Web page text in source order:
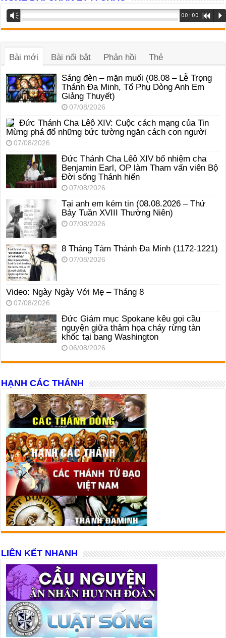
Trình
phát
Vm 00:00 R P
Bài mới Bài nổi bật Phản hồi Thẻ
Sáng đèn – mặn muối (08.08 – Lễ Trọng
Thánh Đa Minh, Tổ Phụ Dòng Anh Em
Giảng Thuyết)
07/08/2026
Đức Thánh Cha Lêô XIV: Cuộc cách mạng của Tin
Mừng phá đổ những bức tường ngăn cách con người
07/08/2026
Đức Thánh Cha Lêô XIV bổ nhiệm cha
Benjamin Earl, OP làm Tham vấn viên Bộ
Đời sống Thánh hiến
07/08/2026
Tại anh em kém tin (08.08.2026 – Thứ
Bảy Tuần XVIII Thường Niên)
07/08/2026
8 Tháng Tám Thánh Ða Minh (1172-1221)
07/08/2026
Video: Ngày Ngày Với Mẹ – Tháng 8
07/08/2026
Đức Giám mục Spokane kêu gọi cầu
nguyện giữa thảm họa cháy rừng tàn
khốc tại bang Washington
06/08/2026
HẠNH CÁC THÁNH
LIÊN KẾT NHANH